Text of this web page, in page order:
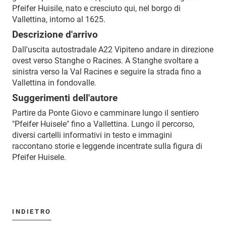
Pfeifer Huisile, nato e cresciuto qui, nel borgo di
Vallettina, intorno al 1625.
Descrizione d'arrivo
Dall'uscita autostradale A22 Vipiteno andare in direzione
ovest verso Stanghe o Racines. A Stanghe svoltare a
sinistra verso la Val Racines e seguire la strada fino a
Vallettina in fondovalle.
Suggerimenti dell'autore
Partire da Ponte Giovo e camminare lungo il sentiero
"Pfeifer Huisele" fino a Vallettina. Lungo il percorso,
diversi cartelli informativi in testo e immagini
raccontano storie e leggende incentrate sulla figura di
Pfeifer Huisele.
INDIETRO